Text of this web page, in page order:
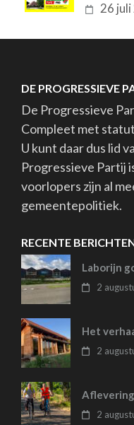
26
DE PROGRESSIEVE
De Progressieve
Compleet met
U kunt daar dus lid
Progressieve Partij
voorlopers zijn al
gemeentepolitiek.
RECENTE
Laborijn
2
Het
2
2